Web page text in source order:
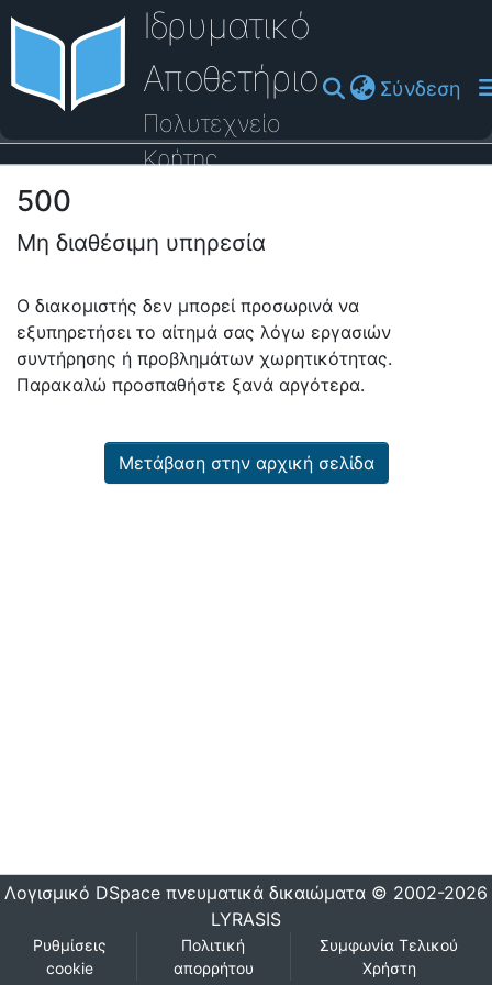
Ιδρυματικό
Αποθετήριο
Πολυτεχνείο
Κρήτης
Σύνδεση
Οδηγός Βοήθειας
500
Μη διαθέσιμη υπηρεσία
Ο διακομιστής δεν μπορεί προσωρινά να
εξυπηρετήσει το αίτημά σας λόγω εργασιών
συντήρησης ή προβλημάτων χωρητικότητας.
Παρακαλώ προσπαθήστε ξανά αργότερα.
Μετάβαση στην αρχική σελίδα
Λογισμικό DSpace πνευματικά δικαιώματα © 2002-2026
LYRASIS
Ρυθμίσεις
cookie
Πολιτική
απορρήτου
Συμφωνία Τελικού
Χρήστη